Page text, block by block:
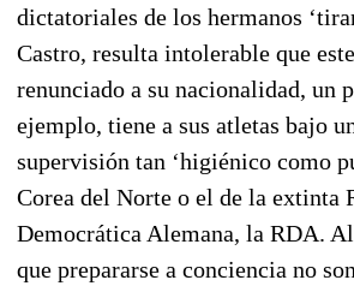
dictatoriales de los hermanos
Castro, resulta intolerable que
renunciado a su nacionalidad, un
ejemplo, tiene a sus atletas bajo
supervisión tan ‘higiénico como
Corea del Norte o el de la extinta
Democrática Alemana, la RDA.
que prepararse a conciencia no